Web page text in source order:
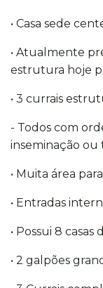
• Casa sede
• Atualmente
estrutura hoje
• 3 currais
- Todos com
inseminação ou
• Muita área
• Entradas
• Possui 8 casas
• 2 galpões